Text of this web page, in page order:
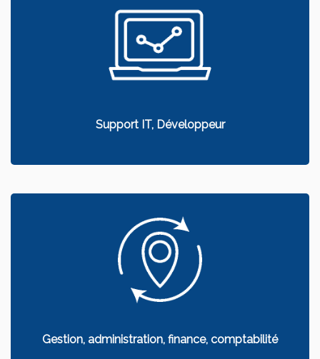
Support IT, Développeur
Gestion, administration, finance, comptabilité